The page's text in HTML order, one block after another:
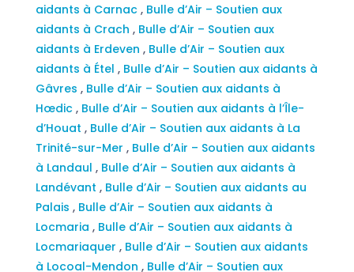
aidants à Carnac , Bulle d’Air – Soutien aux
aidants à Crach , Bulle d’Air – Soutien aux
aidants à Erdeven , Bulle d’Air – Soutien aux
aidants à Étel , Bulle d’Air – Soutien aux aidants à
Gâvres , Bulle d’Air – Soutien aux aidants à
Hœdic , Bulle d’Air – Soutien aux aidants à l’Île-
d’Houat , Bulle d’Air – Soutien aux aidants à La
Trinité-sur-Mer , Bulle d’Air – Soutien aux aidants
à Landaul , Bulle d’Air – Soutien aux aidants à
Landévant , Bulle d’Air – Soutien aux aidants au
Palais , Bulle d’Air – Soutien aux aidants à
Locmaria , Bulle d’Air – Soutien aux aidants à
Locmariaquer , Bulle d’Air – Soutien aux aidants
à Locoal-Mendon , Bulle d’Air – Soutien aux